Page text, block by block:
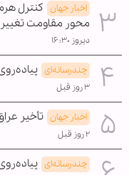
اخبار جهان کنترل
محور مقاومت
دیروز ۱۶:۳۰
چندرسانه‌ای
۳ روز قبل
اخبار جهان تأخیر
۲ روز قبل
چندرسانه‌ای